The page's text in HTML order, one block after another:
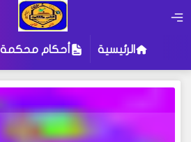
الرئيسية أحكام محكمة